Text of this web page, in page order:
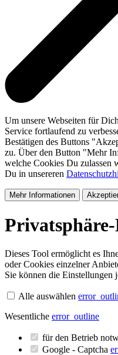
Um unsere Webseiten für
Service fortlaufend zu
Bestätigen des Buttons
zu. Über den Button "Mehr
welche Cookies Du zulassen
Du in unsereren
Mehr Informationen
Dieses Tool ermöglicht es
oder Cookies einzelner
Sie können die Einstellungen
Alle auswählen
Wesentliche error_outline
für den Betrieb
Google - Captcha